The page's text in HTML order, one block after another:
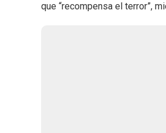
que “recompensa el terror”,